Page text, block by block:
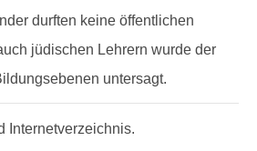
durften keine öffentlichen
jüdischen Lehrern wurde der
untersagt.
Internetverzeichnis.